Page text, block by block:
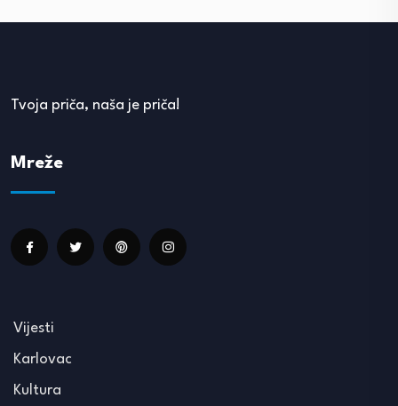
Tvoja priča, naša je priča!
Mreže
Vijesti
Karlovac
Kultura